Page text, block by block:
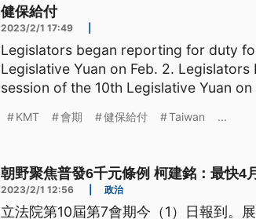
健保給付
2023/2/1 17:49
Legislators began reporting for duty
Legislative Yuan on Feb. 2.
session of the 10th Legislative Yuan on
KMT 會期 健保給付 Taiwan ...
朝野聚焦普發6千元條例 柯建銘：最快4
2023/2/1 12:56 政治
立法院第10屆第7會期今（1）日報到。